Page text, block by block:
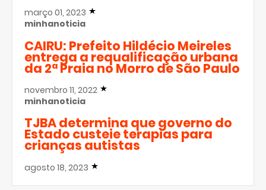
março 01, 2023
minhanoticia
CAIRU: Prefeito Hildécio Meireles
entrega a requalificação urbana
da 2ª Praia no Morro de São Paulo
novembro 11, 2022
minhanoticia
TJBA determina que governo do
Estado custeie terapias para
crianças autistas
agosto 18, 2023